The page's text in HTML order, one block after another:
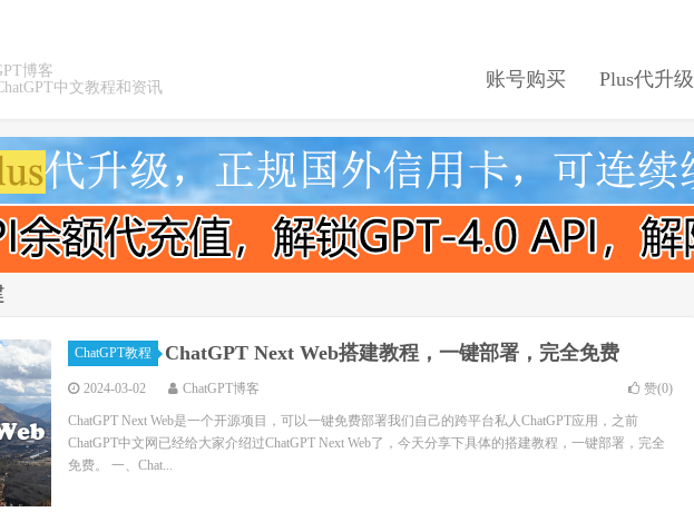
博客
中文教程和资讯
账号购买 Plus代升级
ChatGPT教程 ChatGPT Next Web搭建教程，一键部署，完全免费
2024-03-02 ChatGPT博客 赞(0)
ChatGPT Next Web是一个开源项目，可以一键免费部署我们自己的跨平台私人ChatGPT应用，之前
ChatGPT中文网已经给大家介绍过ChatGPT Next Web了，今天分享下具体的搭建教程，一键部署，完全
免费。 一、Chat...